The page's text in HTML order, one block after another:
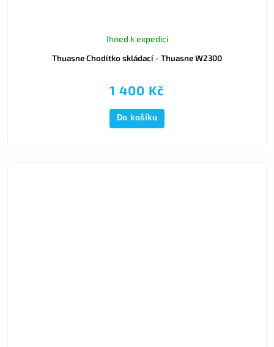
Thuasne Chodítko skládací - Thuasne W2300
Ihned k expedici
1 400 Kč
Do košíku